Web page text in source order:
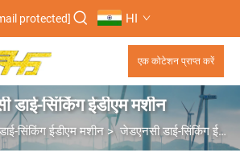
protected] HI
एक कोटेशन प्राप्त करें
डाई-सिंकिंग ईडीएम मशीन
डाई-सिंकिंग ईडीएम मशीन > जेडएनसी डाई-सिंकिंग ईडीएम मशीन